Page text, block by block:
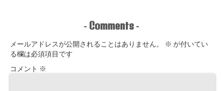
- Comments -
メールアドレスが公開されることはありません。 ※ が付いてい
る欄は必須項目です
コメント ※